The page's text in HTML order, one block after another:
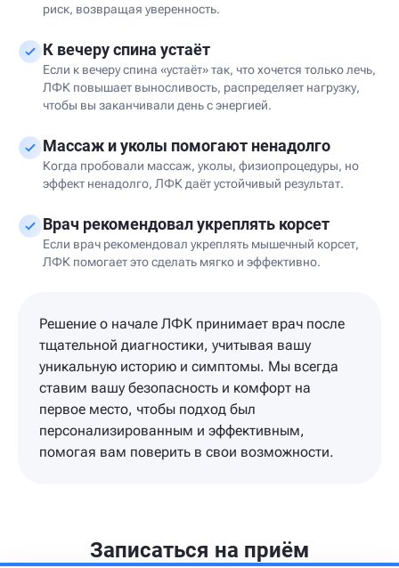
риск, возвращая уверенность.
К вечеру спина устаёт
Если к вечеру спина «устаёт» так, что хочется только лечь,
ЛФК повышает выносливость, распределяет нагрузку,
чтобы вы заканчивали день с энергией.
Массаж и уколы помогают ненадолго
Когда пробовали массаж, уколы, физиопроцедуры, но
эффект ненадолго, ЛФК даёт устойчивый результат.
Врач рекомендовал укреплять корсет
Если врач рекомендовал укреплять мышечный корсет,
ЛФК помогает это сделать мягко и эффективно.
Решение о начале ЛФК принимает врач после
тщательной диагностики, учитывая вашу
уникальную историю и симптомы. Мы всегда
ставим вашу безопасность и комфорт на
первое место, чтобы подход был
персонализированным и эффективным,
помогая вам поверить в свои возможности.
Записаться на приём